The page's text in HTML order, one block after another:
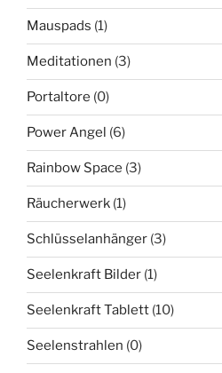
Mauspads (1)
Meditationen (3)
Portaltore (0)
Power Angel (6)
Rainbow Space (3)
Räucherwerk (1)
Schlüsselanhänger (3)
Seelenkraft Bilder (1)
Seelenkraft Tablett (10)
Seelenstrahlen (0)